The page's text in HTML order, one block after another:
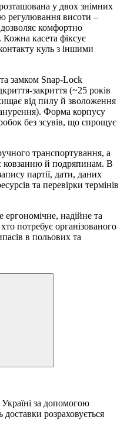
у двох знімних
регулювання висоти –
комфортно
касета фіксує
куль з іншими
замком Snap‑Lock
(~25 років
від пилу й зволоження
Форма корпусу
без зсувів, що спрощує
транспортування, а
ковзанню й подряпинам. В
партії, дати, даних
та перевірки термінів
ергономічне, надійне та
потребує організованого
в польових та
за допомогою
розраховується